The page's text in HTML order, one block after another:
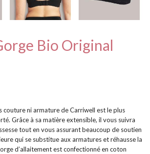
Bio Original
couture ni armature de Carriwell est le plus
Grâce à sa matière extensible, il vous suivra
tout en vous assurant beaucoup de soutien
qui se substitue aux armatures et réhausse la
d’allaitement est confectionné en coton